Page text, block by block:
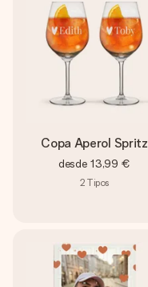
Copa Aperol Spritz
desde 13,99 €
2 Tipos